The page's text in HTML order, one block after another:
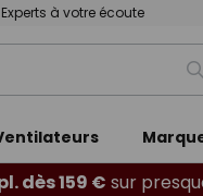
Experts à votre écoute
dès 159 € sur